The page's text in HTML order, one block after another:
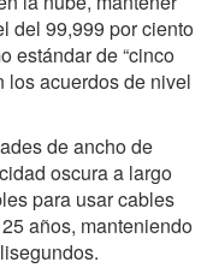
del 99,999 por ciento
estándar de “cinco
los acuerdos de nivel
de ancho de
oscura a largo
para usar cables
años, manteniendo